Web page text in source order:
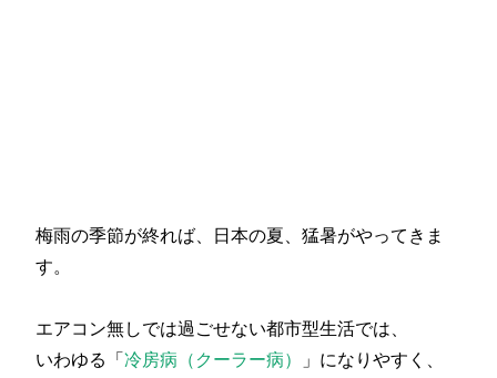
梅雨の季節が終れば、日本の夏、猛暑がやってきま
す。
エアコン無しでは過ごせない都市型生活では、
いわゆる「冷房病（クーラー病）
」になりやすく、